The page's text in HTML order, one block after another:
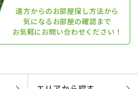
遠方からのお部屋探し方法から
気になるお部屋の確認まで
お気軽にお問い合わせください！